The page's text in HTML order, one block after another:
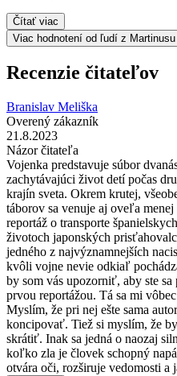
Čítať viac
Viac hodnotení od ľudí z Martinusu
Recenzie čitateľov
Branislav Meliška
Overený zákazník
21.8.2023
Názor čitateľa
Vojenka predstavuje súbor
zachytávajúci život detí počas
krajín sveta. Okrem krutej,
táborov sa venuje aj oveľa
reportáž o transporte
životoch japonských
jedného z najvýznamnejších
kvôli vojne nevie odkiaľ
by som vás upozorniť, aby ste
prvou reportážou. Tá sa mi
Myslím, že pri nej ešte sama
koncipovať. Tiež si myslím, že
skrátiť. Inak sa jedná o naozaj
koľko zla je človek schopný
otvára oči, rozširuje vedomosti a